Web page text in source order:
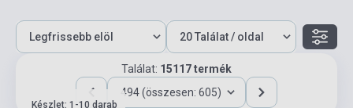
Találat: 15117 termék
494 (összesen: 605)
Készlet: 1-10 darab